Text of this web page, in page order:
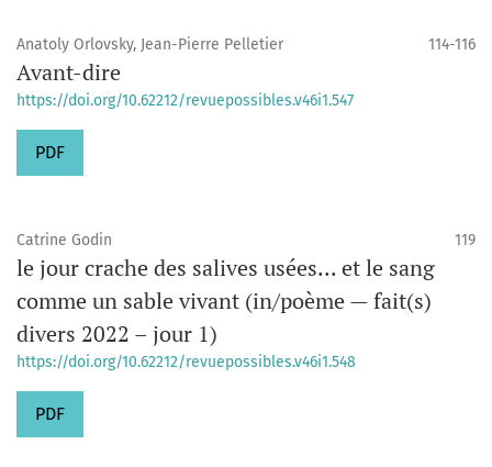
Anatoly Orlovsky, Jean-Pierre Pelletier 114-116
Avant-dire
https://doi.org/10.62212/revuepossibles.v46i1.547
PDF
Catrine Godin 119
le jour crache des salives usées... et le sang
comme un sable vivant (in/poème — fait(s)
divers 2022 – jour 1)
https://doi.org/10.62212/revuepossibles.v46i1.548
PDF